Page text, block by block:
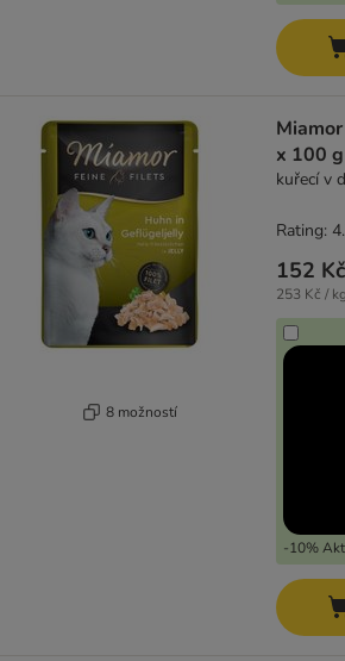
8 možností
x 100 g
kuřecí v
152 Kč
253 Kč / kg
-10%
Rating: